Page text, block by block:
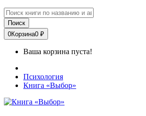
Поиск
0Корзина0 ₽
Ваша корзина пуста!
Психология
Книга «Выбор»